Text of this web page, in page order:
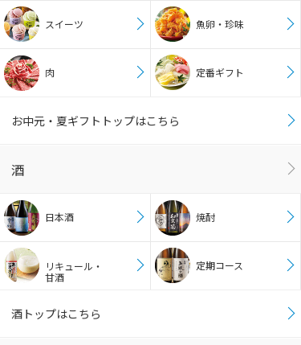
スイーツ 魚卵・珍味
肉 定番ギフト
お中元・夏ギフトトップはこちら
酒
日本酒 焼酎
リキュール・
甘酒
定期コース
酒トップはこちら